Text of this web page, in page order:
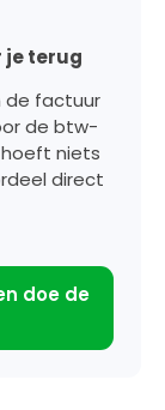
je terug
de factuur
de btw-
niets
direct
doe de